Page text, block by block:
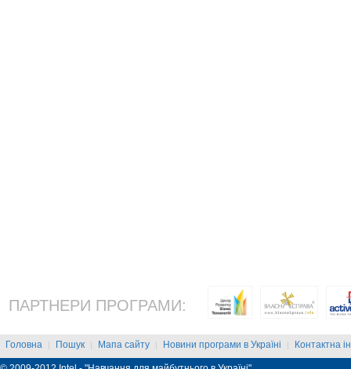
ПАРТНЕРИ ПРОГРАМИ:
Головна | Пошук | Мапа сайту | Новини програми в Україні | Контактна